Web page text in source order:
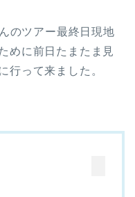
のツアー最終日現地
めに前日たまたま見
行って来ました。